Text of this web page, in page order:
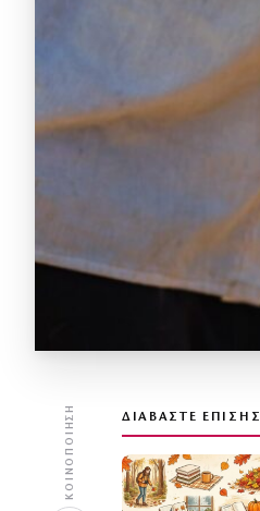
ΚΟΙΝΟΠΟΊΗΣΗ ΔΙΑΒΆΣΤΕ ΕΠΊΣΗΣ